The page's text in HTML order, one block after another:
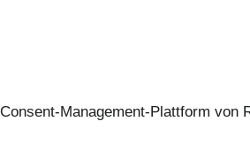
Consent-Management-Plattform von